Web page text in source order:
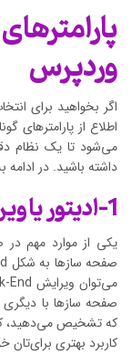
وردپرس
اگر بخواهید برای
اطلاع از پارامترهای
می‌شود تا یک نظام
داشته باشید. در ادامه
1-ادیتور یا ویرایشگر صفحه ساز
یکی از موارد مهم
صفحه سازها با
که تشخیص می‌دهید،
کاربرد بهتری